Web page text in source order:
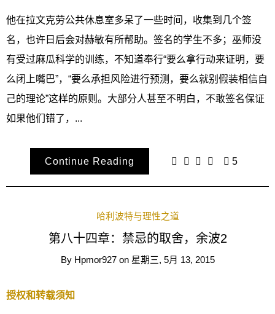
他在拉文克劳公共休息室多呆了一些时间，收集到几个签
名，也许日后会对赫敏有所帮助。签名的学生不多；巫师没
有受过麻瓜科学的训练，不知道奉行“要么拿行动来证明，要
么闭上嘴巴”，“要么承担风险进行预测，要么就别假装相信自
己的理论”这样的原则。大部分人甚至不明白，不敢签名保证
如果他们错了，...
Continue Reading 5
哈利波特与理性之道
第八十四章：禁忌的取舍，余波2
By Hpmor927 on 星期三, 5月 13, 2015
授权和转载须知